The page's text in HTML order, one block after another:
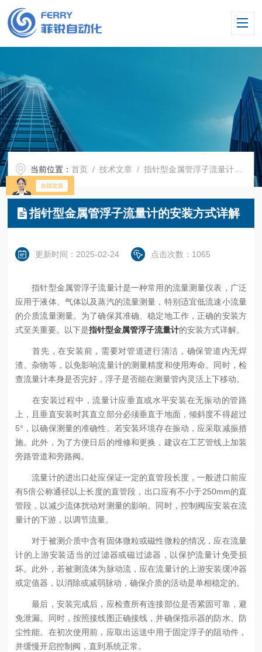
当前位置：首页 /技术文章 / 指针型金属管浮子流量计的安装方式详解
指针型金属管浮子流量计的安装方式详解
更新时间：2025-02-24 点击次数：1065
指针型金属管浮子流量计是一种常用的流量测量仪表，广泛
应用于液体、气体以及蒸汽的流量测量，特别适宜低流速小流量
的介质流量测量。为了确保其准确、稳定地工作，正确的安装方
式至关重要。以下是指针型金属管浮子流量计的安装方式详解。
首先，在安装前，需要对管道进行清洁，确保管道内无焊
渣、杂物等，以免影响流量计的测量精度和使用寿命。同时，检
查流量计本身是否完好，浮子是否能在测量管内灵活上下移动。
在安装过程中，流量计应垂直或水平安装在无振动的管路
上，且垂直安装时其直立部分必须垂直于地面，倾斜度不得超过
5°，以确保测量的准确性。若安装环境存在振动，应采取减振措
施。此外，为了方便日后的维修和更换，建议在工艺管线上加装
旁路管道和旁路阀。
流量计的进出口处应保证一定的直管段长度，一般进口前应
有5倍公称通径以上长度的直管段，出口应有不小于250mm的直
管段，以减少流体扰动对测量的影响。同时，控制阀应安装在流
量计的下游，以调节流量。
对于被测介质中含有固体微粒或磁性微粒的情况，应在流量
计的上游安装适当的过滤器或磁过滤器，以保护流量计免受损
坏。此外，若被测流体为脉动流，应在流量计的上游安装缓冲器
或定值器，以消除或减弱脉动，确保介质的活动是单相稳定的。
最后，安装完成后，应检查所有连接部位是否紧固可靠，避
免泄漏。同时，按照接线图正确接线，并确保指示器的防水、防
尘性能。在初次使用前，应取出运送中用于固定浮子的阻动件，
并缓慢开启控制阀，直到系统正常。